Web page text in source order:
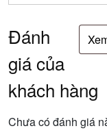
Đánh
giá của
khách hàng
Chưa có đánh giá